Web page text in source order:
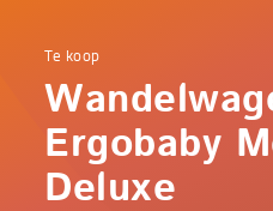
Home
Koopjeshoek
Wandelwagen
Ergobaby
Metro+
Deluxe
Comfoplus
-
Te koop
Ergobaby
Deluxe